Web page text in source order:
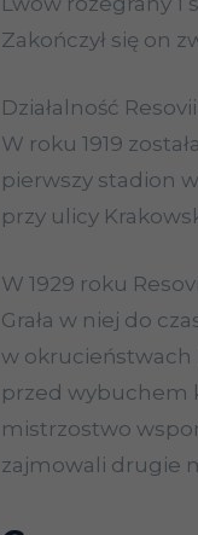
Zakończył się on
Działalność
W roku 1919
pierwszy stadion
przy ulicy
W 1929 roku
Grała w niej do
w okrucieństwach
przed wybuchem
mistrzostwo
zajmowali drugie